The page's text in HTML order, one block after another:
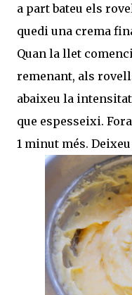
a part bateu els
quedi una crema
Quan la llet
remenant, als
abaixeu la
que espesseixi.
1 minut més.